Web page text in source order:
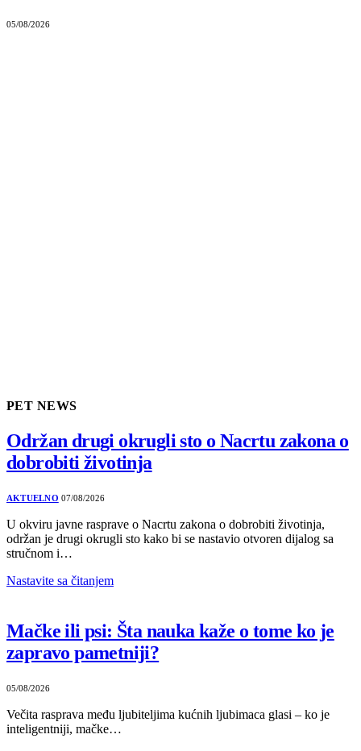
05/08/2026
PET NEWS
Održan drugi okrugli sto o Nacrtu zakona o
dobrobiti životinja
AKTUELNO 07/08/2026
U okviru javne rasprave o Nacrtu zakona o dobrobiti životinja,
održan je drugi okrugli sto kako bi se nastavio otvoren dijalog sa
stručnom i…
Nastavite sa čitanjem
Mačke ili psi: Šta nauka kaže o tome ko je
zapravo pametniji?
05/08/2026
Večita rasprava među ljubiteljima kućnih ljubimaca glasi – ko je
inteligentniji, mačke…